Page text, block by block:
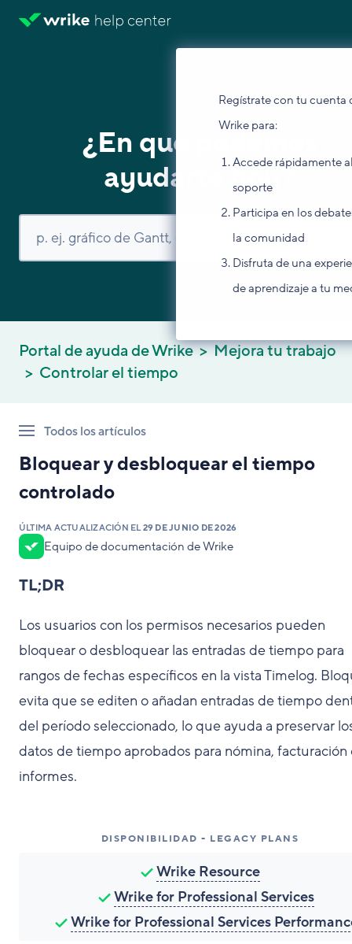
Regístrate con tu cuenta
Wrike para:
Accede rápidamente
soporte
Participa en los
la comunidad
Disfruta de una
de aprendizaje a tu
¿En qué podemos
ayudarte hoy?
Portal de ayuda de Wrike
Mejora tu trabajo
Controlar el tiempo
Todos los artículos
Bloquear y desbloquear el tiempo
controlado
ÚLTIMA ACTUALIZACIÓN EL 29 DE JUNIO DE 2026
Equipo de documentación de Wrike
TL;DR
Los usuarios con los permisos necesarios pueden
bloquear o desbloquear las entradas de tiempo para
rangos de fechas específicos en la vista Timelog.
evita que se editen o añadan entradas de tiempo
del período seleccionado, lo que ayuda a preservar
datos de tiempo aprobados para nómina, facturación
informes.
DISPONIBILIDAD - LEGACY PLANS
Wrike Resource
Wrike for Professional Services
Wrike for Professional Services